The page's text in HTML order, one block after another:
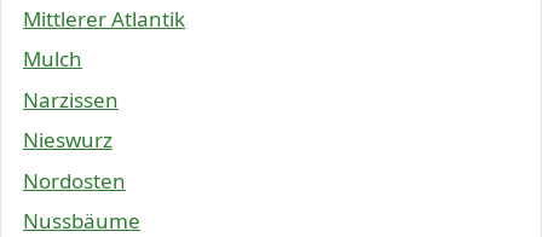
Mittlerer Atlantik
Mulch
Narzissen
Nieswurz
Nordosten
Nussbäume